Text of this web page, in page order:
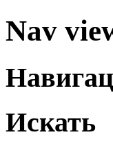
Nav
Искать